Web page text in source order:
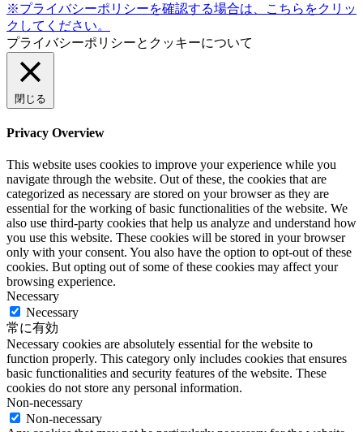
※プライバシーポリシーを確認する場合は、こちらをクリッ
クしてください。
プライバシーポリシーとクッキーについて
閉じる
Privacy Overview
This website uses cookies to improve your experience while you
navigate through the website. Out of these, the cookies that are
categorized as necessary are stored on your browser as they are
essential for the working of basic functionalities of the website. We
also use third-party cookies that help us analyze and understand how
you use this website. These cookies will be stored in your browser
only with your consent. You also have the option to opt-out of these
cookies. But opting out of some of these cookies may affect your
browsing experience.
Necessary
Necessary
常に有効
Necessary cookies are absolutely essential for the website to
function properly. This category only includes cookies that ensures
basic functionalities and security features of the website. These
cookies do not store any personal information.
Non-necessary
Non-necessary